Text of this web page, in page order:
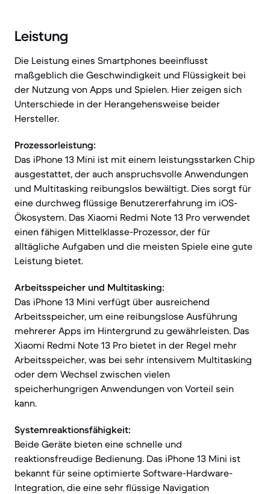
Leistung
Die Leistung eines Smartphones beeinflusst
maßgeblich die Geschwindigkeit und Flüssigkeit bei
der Nutzung von Apps und Spielen. Hier zeigen sich
Unterschiede in der Herangehensweise beider
Hersteller.
Prozessorleistung:
Das iPhone 13 Mini ist mit einem leistungsstarken Chip
ausgestattet, der auch anspruchsvolle Anwendungen
und Multitasking reibungslos bewältigt. Dies sorgt für
eine durchweg flüssige Benutzererfahrung im iOS-
Ökosystem. Das Xiaomi Redmi Note 13 Pro verwendet
einen fähigen Mittelklasse-Prozessor, der für
alltägliche Aufgaben und die meisten Spiele eine gute
Leistung bietet.
Arbeitsspeicher und Multitasking:
Das iPhone 13 Mini verfügt über ausreichend
Arbeitsspeicher, um eine reibungslose Ausführung
mehrerer Apps im Hintergrund zu gewährleisten. Das
Xiaomi Redmi Note 13 Pro bietet in der Regel mehr
Arbeitsspeicher, was bei sehr intensivem Multitasking
oder dem Wechsel zwischen vielen
speicherhungrigen Anwendungen von Vorteil sein
kann.
Systemreaktionsfähigkeit:
Beide Geräte bieten eine schnelle und
reaktionsfreudige Bedienung. Das iPhone 13 Mini ist
bekannt für seine optimierte Software-Hardware-
Integration, die eine sehr flüssige Navigation